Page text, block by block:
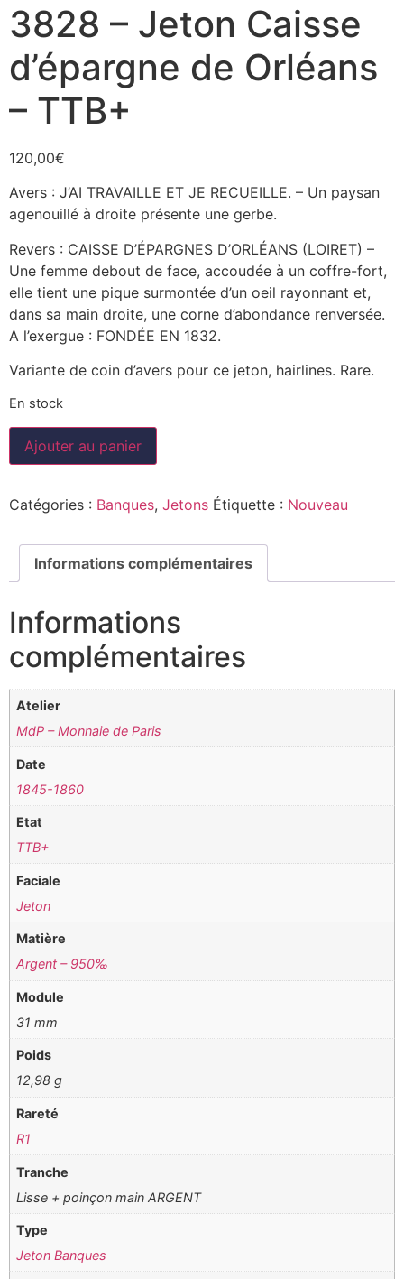
3828 – Jeton Caisse
d’épargne de Orléans
– TTB+
120,00€
Avers : J’AI TRAVAILLE ET JE RECUEILLE. – Un paysan
agenouillé à droite présente une gerbe.
Revers : CAISSE D’ÉPARGNES D’ORLÉANS (LOIRET) –
Une femme debout de face, accoudée à un coffre-fort,
elle tient une pique surmontée d’un oeil rayonnant et,
dans sa main droite, une corne d’abondance renversée.
A l’exergue : FONDÉE EN 1832.
Variante de coin d’avers pour ce jeton, hairlines. Rare.
En stock
Ajouter au panier
Catégories : Banques, Jetons Étiquette : Nouveau
Informations complémentaires
Informations
complémentaires
Atelier
MdP – Monnaie de Paris
Date
1845-1860
Etat
TTB+
Faciale
Jeton
Matière
Argent – 950‰
Module
31 mm
Poids
12,98 g
Rareté
R1
Tranche
Lisse + poinçon main ARGENT
Type
Jeton Banques